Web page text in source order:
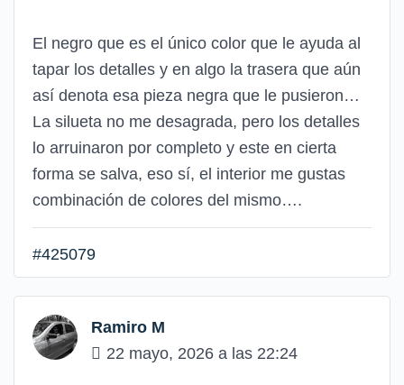
El negro que es el único color que le ayuda al
tapar los detalles y en algo la trasera que aún
así denota esa pieza negra que le pusieron…
La silueta no me desagrada, pero los detalles
lo arruinaron por completo y este en cierta
forma se salva, eso sí, el interior me gustas
combinación de colores del mismo….
#425079
Ramiro M
22 mayo, 2026 a las 22:24